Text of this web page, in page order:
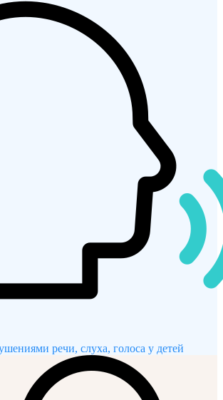
речи, слуха, голоса у детей